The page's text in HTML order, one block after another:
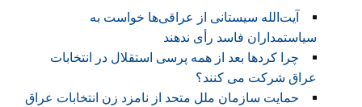
آیت‌الله سیستانی از عراقی‌ها خواست به
سیاستمداران فاسد رأی ندهند
چرا كردها بعد از همه پرسى استقلال در انتخابات
عراق شركت مى كنند؟
حمایت سازمان ملل متحد از نامزد زن انتخابات عراق